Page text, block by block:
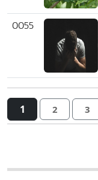
0055
1 2 3